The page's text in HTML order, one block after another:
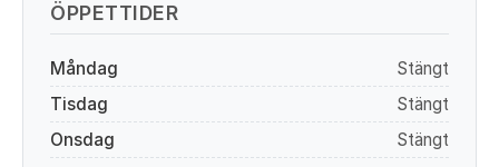
ÖPPETTIDER
Måndag
Stängt
Tisdag
Stängt
Onsdag
Stängt